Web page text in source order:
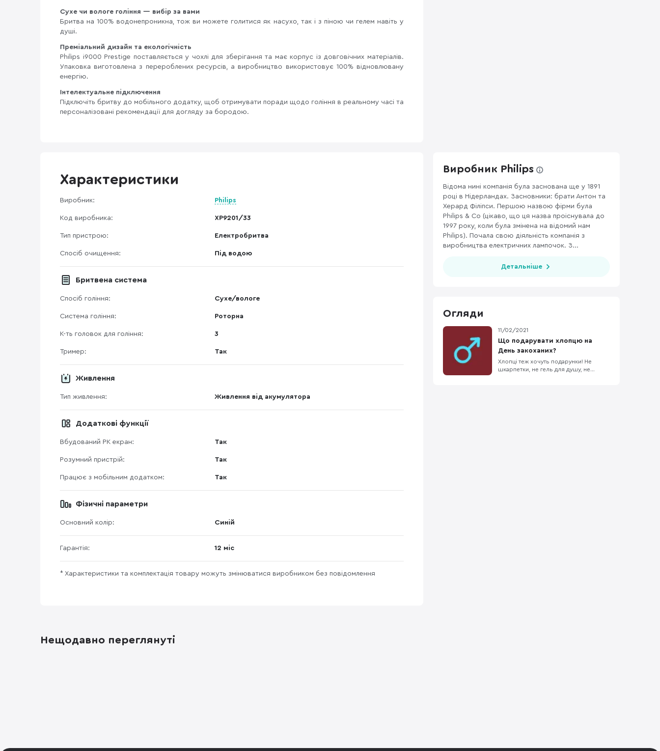
Сухе чи вологе гоління — вибір за вами
Бритва на 100% водонепроникна, тож ви можете голитися як насухо, так і з піною чи гелем навіть у
душі.
Преміальний дизайн та екологічність
Philips i9000 Prestige поставляється у чохлі для зберігання та має корпус із довговічних матеріалів.
Упаковка виготовлена з перероблених ресурсів, а виробництво використовує 100% відновлювану
енергію.
Інтелектуальне підключення
Підключіть бритву до мобільного додатку, щоб отримувати поради щодо гоління в реальному часі та
персоналізовані рекомендації для догляду за бородою.
Характеристики
Виробник: Philips
Код виробника: XP9201/33
Тип пристрою: Електробритва
Спосіб очищення: Під водою
Бритвена система
Спосіб гоління: Сухе/вологе
Система гоління: Роторна
К-ть головок для гоління: 3
Тример: Так
Живлення
Тип живлення: Живлення від акумулятора
Додаткові функції
Вбудований РК екран: Так
Розумний пристрій: Так
Працює з мобільним додатком: Так
Фізичні параметри
Основний колір: Синій
Гарантія: 12 міс
* Характеристики та комплектація товару можуть змінюватися виробником без повідомлення
Виробник Philips
Відома нині компанія була заснована ще у 1891
році в Нідерландах. Засновники: брати Антон та
Херард Філіпси. Першою назвою фірми була
Philips & Co (цікаво, що ця назва проіснувала до
1997 року, коли була змінена на відомий нам
Philips). Почала свою діяльність компанія з
виробництва електричних лампочок. З...
Детальніше
Огляди
11/02/2021
Що подарувати хлопцю на
День закоханих?
Хлопці теж хочуть подарунки! Не
шкарпетки, не гель для душу, не
Нещодавно переглянуті